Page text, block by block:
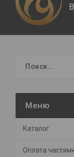
Каталог
Оплата